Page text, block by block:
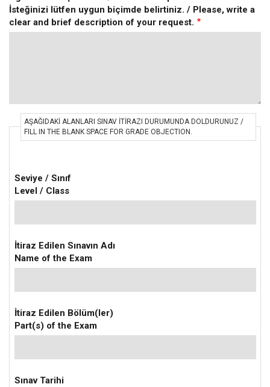
İsteğinizi lütfen uygun biçimde belirtiniz. / Please, write a
clear and brief description of your request.
AŞAĞIDAKI ALANLARI SINAV İTIRAZI DURUMUNDA DOLDURUNUZ /
FILL IN THE BLANK SPACE FOR GRADE OBJECTION.
Seviye / Sınıf
Level / Class
İtiraz Edilen Sınavın Adı
Name of the Exam
İtiraz Edilen Bölüm(ler)
Part(s) of the Exam
Sınav Tarihi